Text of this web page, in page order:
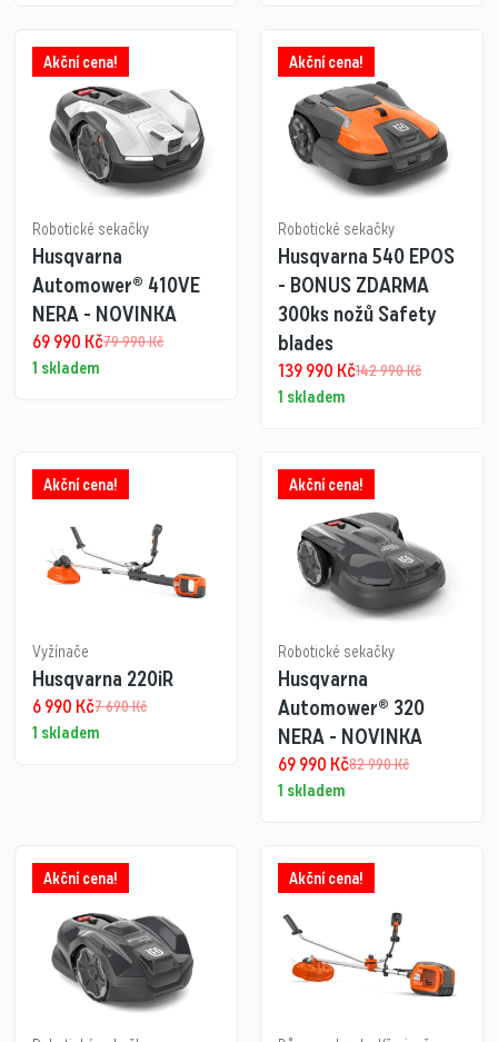
Akční cena!
Robotické sekačky
Husqvarna
Automower® 410VE
NERA - NOVINKA
79 990Kč
69 990 Kč
1 skladem
Akční cena!
Robotické sekačky
Husqvarna 540 EPOS
- BONUS ZDARMA
300ks nožů Safety
blades
142 990Kč
139 990 Kč
1 skladem
Akční cena!
Vyžínače
Husqvarna 220iR
7 690Kč
6 990 Kč
1 skladem
Akční cena!
Robotické sekačky
Husqvarna
Automower® 320
NERA - NOVINKA
82 990Kč
69 990 Kč
1 skladem
Akční cena! Akční cena!